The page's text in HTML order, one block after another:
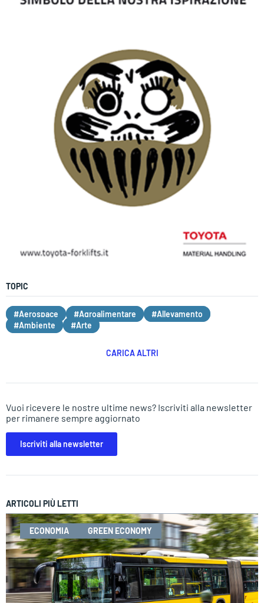
TOPIC
#Aerospace #Agroalimentare
#Allevamento
#Ambiente
#Arte
CARICA ALTRI
Vuoi ricevere le nostre ultime news? Iscriviti alla newsletter
per rimanere sempre aggiornato
Iscriviti alla newsletter
ARTICOLI PIÙ LETTI
ECONOMIA GREEN ECONOMY